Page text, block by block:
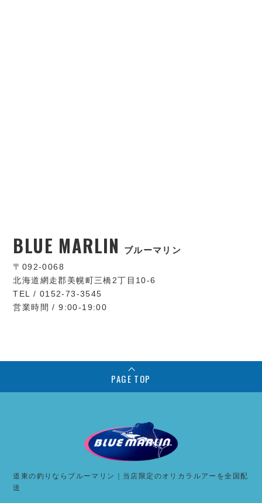
BLUE MARLIN ブルーマリン
〒092-0068
北海道網走郡美幌町三橋2丁目10-6
TEL / 0152-73-3545
営業時間 / 9:00-19:00
PAGE TOP
道東の釣りならブルーマリン｜当店限定のオリカラルアーを全国配
送